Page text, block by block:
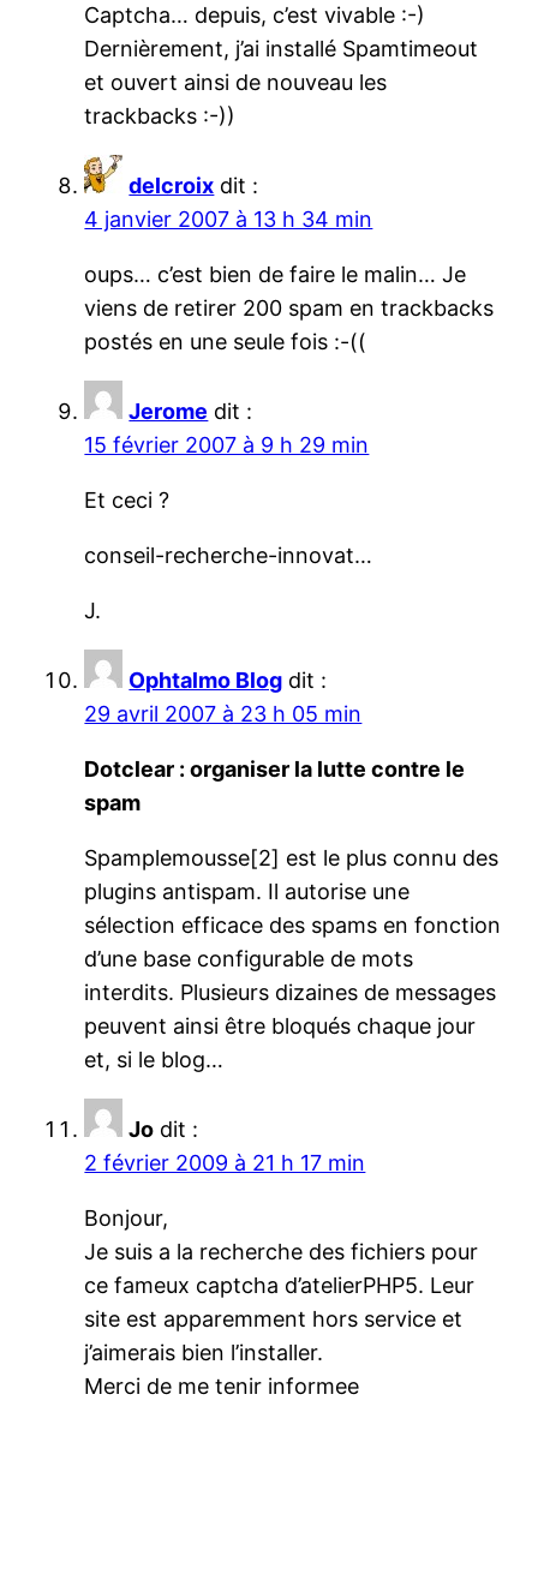
Captcha… depuis, c’est vivable :-)
Dernièrement, j’ai installé Spamtimeout
et ouvert ainsi de nouveau les
trackbacks :-))
delcroix dit :
4 janvier 2007 à 13 h 34 min
oups… c’est bien de faire le malin… Je
viens de retirer 200 spam en trackbacks
postés en une seule fois :-((
Jerome dit :
15 février 2007 à 9 h 29 min
Et ceci ?
conseil-recherche-innovat…
J.
Ophtalmo Blog dit :
29 avril 2007 à 23 h 05 min
Dotclear : organiser la lutte contre le
spam
Spamplemousse[2] est le plus connu des
plugins antispam. Il autorise une
sélection efficace des spams en fonction
d’une base configurable de mots
interdits. Plusieurs dizaines de messages
peuvent ainsi être bloqués chaque jour
et, si le blog…
Jo dit :
2 février 2009 à 21 h 17 min
Bonjour,
Je suis a la recherche des fichiers pour
ce fameux captcha d’atelierPHP5. Leur
site est apparemment hors service et
j’aimerais bien l’installer.
Merci de me tenir informee